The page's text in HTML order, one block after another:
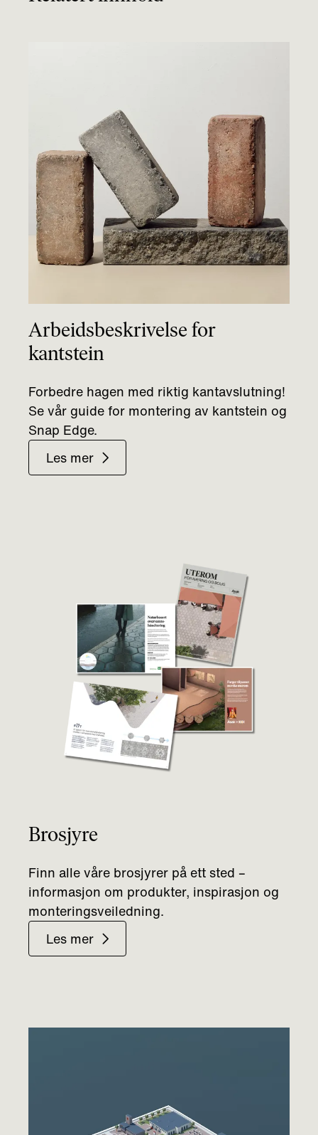
Arbeidsbeskrivelse for
kantstein
Forbedre hagen med riktig kantavslutning!
Se vår guide for montering av kantstein og
Snap Edge.
Les mer
Brosjyre
Finn alle våre brosjyrer på ett sted –
informasjon om produkter, inspirasjon og
monteringsveiledning.
Les mer